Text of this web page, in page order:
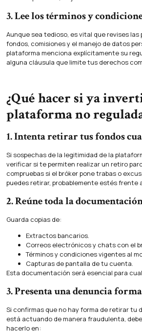
3. Lee los términos y
Aunque sea tedioso, es vital que revises
fondos, comisiones y el manejo de datos
plataforma menciona explícitamente su
alguna cláusula que limite tus derechos
¿Qué hacer si ya
plataforma no
1. Intenta retirar tus fondos
Si sospechas de la legitimidad de la
verificar si te permiten realizar un retiro
compruebas si el bróker pone trabas o
puedes retirar, probablemente estés frente
2. Reúne toda la
Guarda copias de:
Extractos bancarios.
Correos electrónicos y chats con el
Términos y condiciones vigentes al
Capturas de pantalla de tu cuenta.
Esta documentación será esencial para
3. Presenta una denuncia
Si confirmas que no hay forma de retirar tu
está actuando de manera fraudulenta,
hacerlo en: